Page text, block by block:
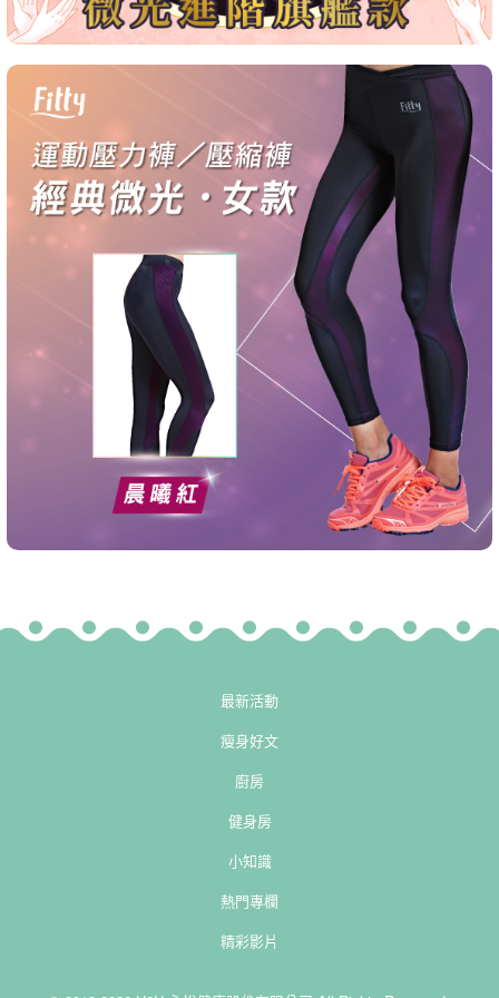
最新活動
瘦身好文
廚房
健身房
小知識
熱門專欄
精彩影片